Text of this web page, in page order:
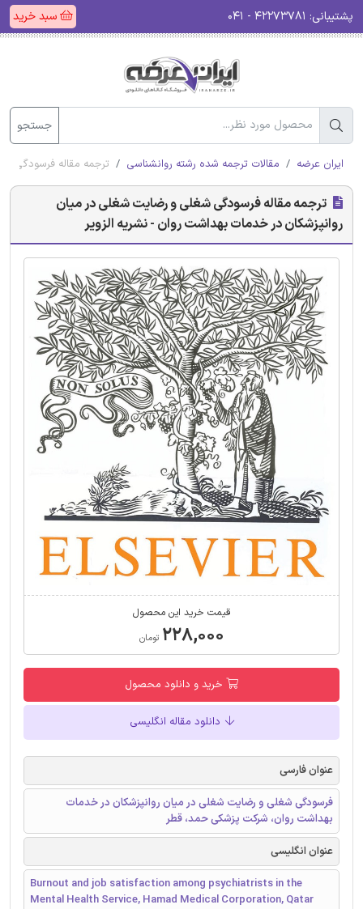
پشتیبانی: سبد خرید
جستجو
ایران عرضه مقالات ترجمه شده رشته روانشناسی ترجمه مقاله فرسودگی
ترجمه مقاله فرسودگی شغلی و رضایت شغلی در میان
روانپزشکان در خدمات بهداشت روان - نشریه الزویر
قیمت خرید این محصول
۲۲۸,۰۰۰ تومان
خرید و دانلود محصول
دانلود مقاله انگلیسی
عنوان فارسی
فرسودگی شغلی و رضایت شغلی در میان روانپزشکان در خدمات
بهداشت روان، شرکت پزشکی حمد، قطر
عنوان انگلیسی
Burnout and job satisfaction among psychiatrists in the
Mental Health Service, Hamad Medical Corporation, Qatar